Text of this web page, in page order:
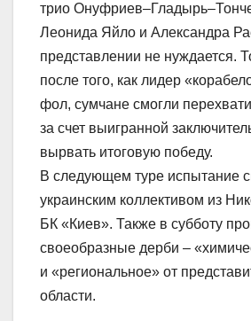
трио
Леонида Яйло и Александра
представлении не нуждается.
после того, как лидер
фол, сумчане смогли
за счет выигранной
вырвать итоговую победу.
В следующем туре испытание
украинским коллективом из
БК «Киев». Также в субботу
своеобразные дерби –
и «региональное» от
области.